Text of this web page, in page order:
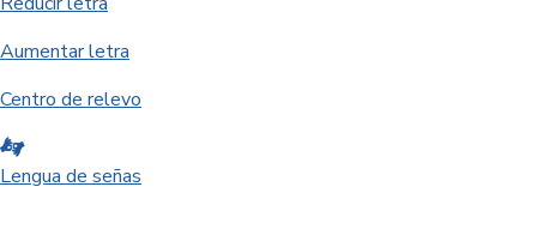
Aumentar letra
Centro de relevo
Lengua de señas